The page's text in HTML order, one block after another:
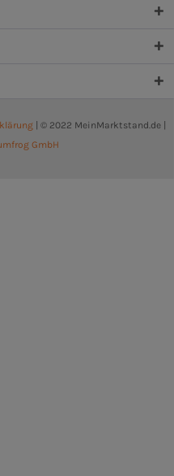
| © 2022 MeinMarktstand.de |
GmbH